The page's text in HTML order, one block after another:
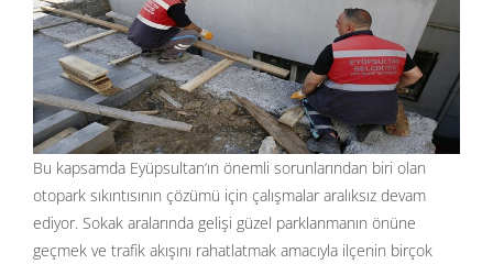
Bu kapsamda Eyüpsultan’ın önemli sorunlarından biri olan
otopark sıkıntısının çözümü için çalışmalar aralıksız devam
ediyor. Sokak aralarında gelişi güzel parklanmanın önüne
geçmek ve trafik akışını rahatlatmak amacıyla ilçenin birçok